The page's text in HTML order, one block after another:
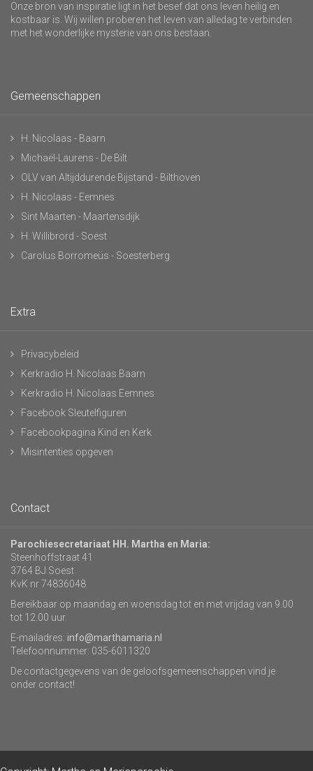
Onze bron van inspiratie ligt in het besef dat ons leven heilig en
kostbaar is. Wij willen proberen het leven van alledag te verbinden
met het wonderlijke mysterie van ons bestaan.
Gemeenschappen
H. Nicolaas - Baarn
Michaël-Laurens - De Bilt
OLV van Altijddurende Bijstand - Bilthoven
H. Nicolaas - Eemnes
Sint Maarten - Maartensdijk
H. Willibrord - Soest
Carolus Borromeüs - Soesterberg
Extra
Privacybeleid
Kerkradio H. Nicolaas Baarn
Kerkradio H. Nicolaas Eemnes
Facebook Sleutelfiguren
Facebookpagina Kind en Kerk
Misintenties opgeven
Contact
Parochiesecretariaat HH. Martha en Maria:
Steenhoffstraat 41
3764 BJ Soest
KvK nr 74836048
Bereikbaar op maandag en woensdag tot en met vrijdag van 9.00
tot 12.00 uur.
E-mailadres: info@marthamaria.nl
Telefoonnummer: 035-6011320
De contactgegevens van de geloofsgemeenschappen vind je
onder contact!